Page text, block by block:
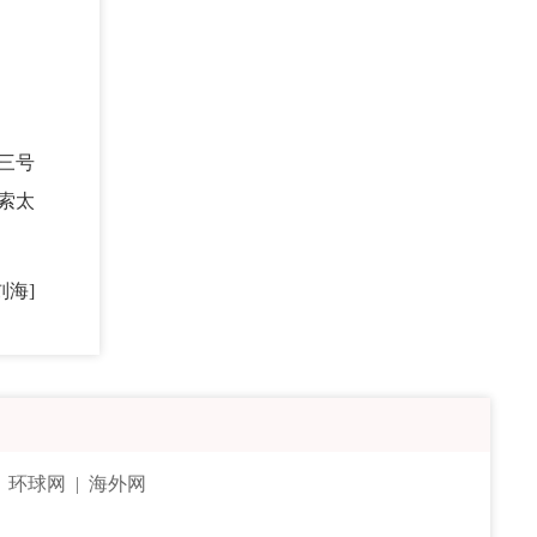
号
太
海]
环球网 |海外网